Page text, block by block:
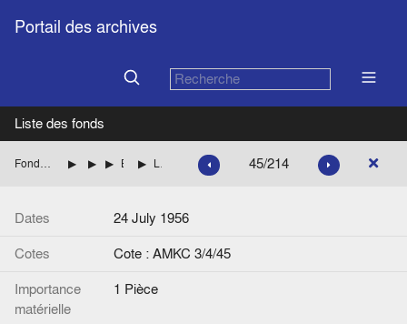
Portail des archives
Liste des fonds
Fonds Jean Monnet : Comité d'action, correspondance ALLEMAGNE
FRANCE
BOTHEREAU Robert (CGI-FO) Lettre de Jean Monnet à R. Bothereau. 45/214
Dates
24 July 1956
Cotes
Cote : AMKC 3/4/45
Importance
matérielle
1 Pièce